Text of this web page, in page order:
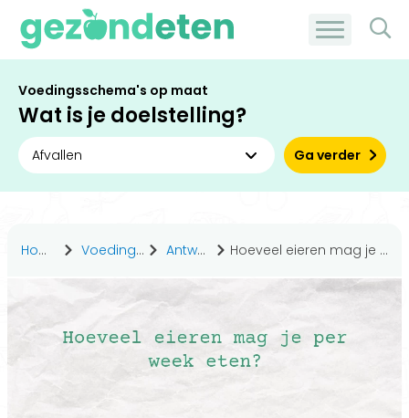
Voedingsschema's op maat
Wat is je doelstelling?
Ga verder
Home Voedingsstoffen Antwoorden Hoeveel eieren mag je per week eten?